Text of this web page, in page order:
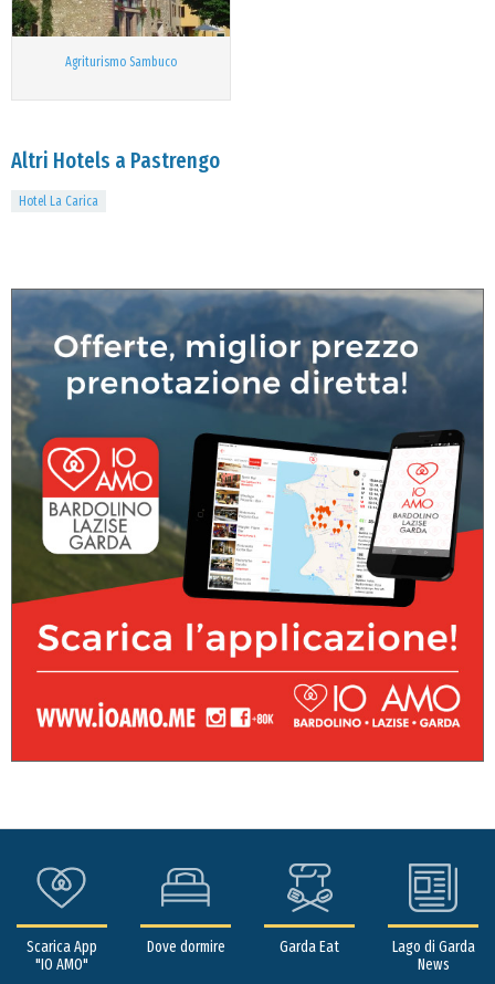
Agriturismo Sambuco
Altri Hotels a Pastrengo
Hotel La Carica
Scarica App
"IO AMO"
Dove dormire Garda Eat
Lago di Garda
News